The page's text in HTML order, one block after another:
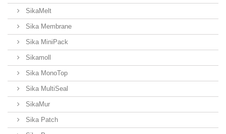
SikaMelt
Sika Membrane
Sika MiniPack
Sikamoll
Sika MonoTop
Sika MultiSeal
SikaMur
Sika Patch